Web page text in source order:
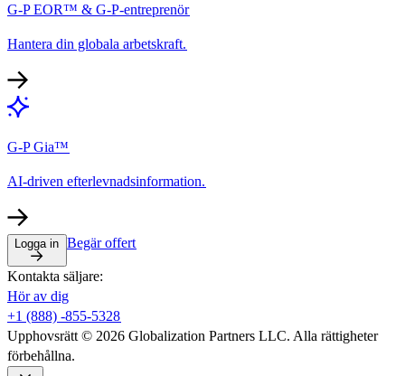
G-P EOR™ & G-P-entreprenör​​
Hantera din globala arbetskraft.​​
G-P Gia™​​
AI-driven efterlevnadsinformation.​​
Logga in​​ Begär offert​​
Kontakta säljare:​​
Hör av dig​​
+1 (888) -855-5328​​
Upphovsrätt © 2026 Globalization Partners LLC. Alla rättigheter
förbehållna.​​